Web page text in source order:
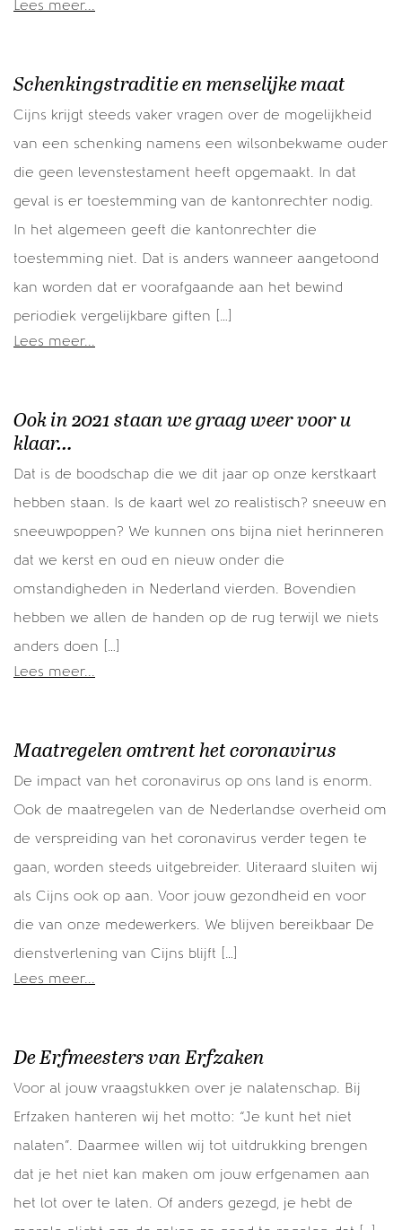
Lees meer...
Schenkingstraditie en menselijke maat
Cijns krijgt steeds vaker vragen over de mogelijkheid
van een schenking namens een wilsonbekwame ouder
die geen levenstestament heeft opgemaakt. In dat
geval is er toestemming van de kantonrechter nodig.
In het algemeen geeft die kantonrechter die
toestemming niet. Dat is anders wanneer aangetoond
kan worden dat er voorafgaande aan het bewind
periodiek vergelijkbare giften […]
Lees meer...
Ook in 2021 staan we graag weer voor u
klaar…
Dat is de boodschap die we dit jaar op onze kerstkaart
hebben staan. Is de kaart wel zo realistisch? sneeuw en
sneeuwpoppen? We kunnen ons bijna niet herinneren
dat we kerst en oud en nieuw onder die
omstandigheden in Nederland vierden. Bovendien
hebben we allen de handen op de rug terwijl we niets
anders doen […]
Lees meer...
Maatregelen omtrent het coronavirus
De impact van het coronavirus op ons land is enorm.
Ook de maatregelen van de Nederlandse overheid om
de verspreiding van het coronavirus verder tegen te
gaan, worden steeds uitgebreider. Uiteraard sluiten wij
als Cijns ook op aan. Voor jouw gezondheid en voor
die van onze medewerkers. We blijven bereikbaar De
dienstverlening van Cijns blijft […]
Lees meer...
De Erfmeesters van Erfzaken
Voor al jouw vraagstukken over je nalatenschap. Bij
Erfzaken hanteren wij het motto: “Je kunt het niet
nalaten”. Daarmee willen wij tot uitdrukking brengen
dat je het niet kan maken om jouw erfgenamen aan
het lot over te laten. Of anders gezegd, je hebt de